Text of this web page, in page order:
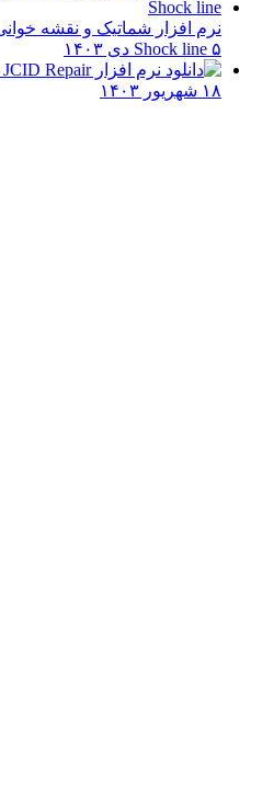
Shock line ۵ دی ۱۴۰۳
۱۸ شهریور ۱۴۰۳